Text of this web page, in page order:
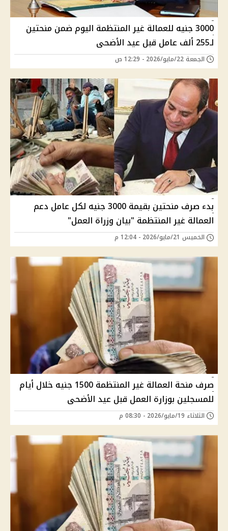
3000 جنيه للعمالة غير المنتظمة اليوم ضمن منحتين
لـ255 ألف عامل قبل عيد الأضحى
الجمعة 22/مايو/2026 - 12:29 ص
بدء صرف منحتين بقيمة 3000 جنيه لكل عامل دعم
العمالة غير المنتظمة "بيان وزراة العمل"
الخميس 21/مايو/2026 - 12:04 م
صرف منحة العمالة غير المنتظمة 1500 جنيه خلال أيام
للمسجلين بوزارة العمل قبل عيد الأضحى
الثلاثاء 19/مايو/2026 - 08:30 م